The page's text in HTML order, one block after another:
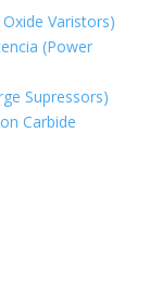
Varistors)
(Power
Supressors)
Carbide